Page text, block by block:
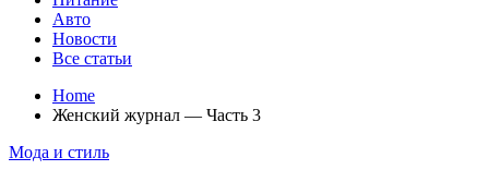
Авто
Новости
Все статьи
Home
Женский журнал — Часть 3
Мода и стиль